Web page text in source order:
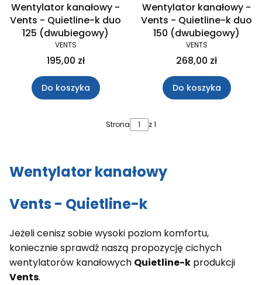
Wentylator kanałowy -
Vents - Quietline-k duo
125 (dwubiegowy)
VENTS
195,00 zł
Do koszyka
Wentylator kanałowy -
Vents - Quietline-k duo
150 (dwubiegowy)
VENTS
268,00 zł
Do koszyka
Strona z 1
Wentylator kanałowy
Vents - Quietline-k
Jeżeli cenisz sobie wysoki poziom komfortu,
koniecznie sprawdź naszą propozycję cichych
wentylatorów kanałowych Quietline-k produkcji
Vents.